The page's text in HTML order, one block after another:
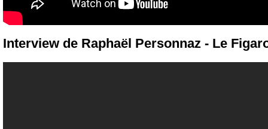
Interview de Raphaël Personnaz - Le